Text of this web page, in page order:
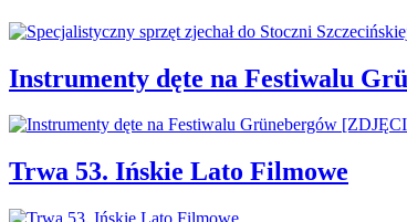
Instrumenty dęte na Festiwalu
Trwa 53. Ińskie Lato Filmowe